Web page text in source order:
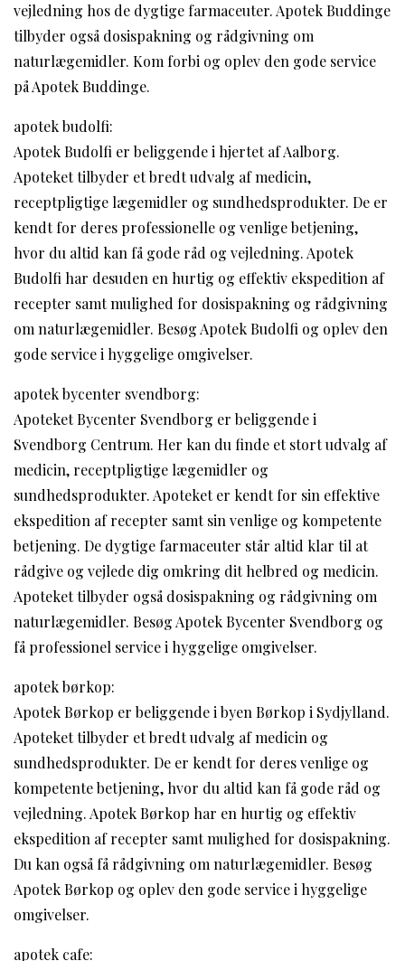
vejledning hos de dygtige farmaceuter. Apotek Buddinge
tilbyder også dosispakning og rådgivning om
naturlægemidler. Kom forbi og oplev den gode service
på Apotek Buddinge.
apotek budolfi:
Apotek Budolfi er beliggende i hjertet af Aalborg.
Apoteket tilbyder et bredt udvalg af medicin,
receptpligtige lægemidler og sundhedsprodukter. De er
kendt for deres professionelle og venlige betjening,
hvor du altid kan få gode råd og vejledning. Apotek
Budolfi har desuden en hurtig og effektiv ekspedition af
recepter samt mulighed for dosispakning og rådgivning
om naturlægemidler. Besøg Apotek Budolfi og oplev den
gode service i hyggelige omgivelser.
apotek bycenter svendborg:
Apoteket Bycenter Svendborg er beliggende i
Svendborg Centrum. Her kan du finde et stort udvalg af
medicin, receptpligtige lægemidler og
sundhedsprodukter. Apoteket er kendt for sin effektive
ekspedition af recepter samt sin venlige og kompetente
betjening. De dygtige farmaceuter står altid klar til at
rådgive og vejlede dig omkring dit helbred og medicin.
Apoteket tilbyder også dosispakning og rådgivning om
naturlægemidler. Besøg Apotek Bycenter Svendborg og
få professionel service i hyggelige omgivelser.
apotek børkop:
Apotek Børkop er beliggende i byen Børkop i Sydjylland.
Apoteket tilbyder et bredt udvalg af medicin og
sundhedsprodukter. De er kendt for deres venlige og
kompetente betjening, hvor du altid kan få gode råd og
vejledning. Apotek Børkop har en hurtig og effektiv
ekspedition af recepter samt mulighed for dosispakning.
Du kan også få rådgivning om naturlægemidler. Besøg
Apotek Børkop og oplev den gode service i hyggelige
omgivelser.
apotek cafe: